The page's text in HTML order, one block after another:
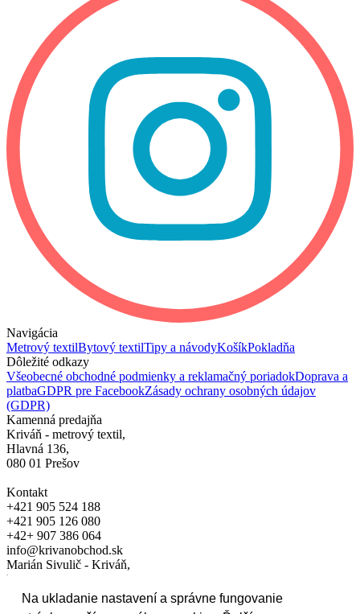
Na ukladanie nastavení a správne fungovanie
Navigácia
Metrový textilBytový textilTipy a návodyKošíkPokladňa
Dôležité odkazy
Všeobecné obchodné podmienky a reklamačný poriadokDoprava a
platbaGDPR pre FacebookZásady ochrany osobných údajov
(GDPR)
Kamenná predajňa
Kriváň - metrový textil,
Hlavná 136,
080 01 Prešov
Kontakt
+421 905 524 188
+421 905 126 080
+42+ 907 386 064
info@krivanobchod.sk
Marián Sivulič - Kriváň,
Hlavná 136, 080 01 Prešov